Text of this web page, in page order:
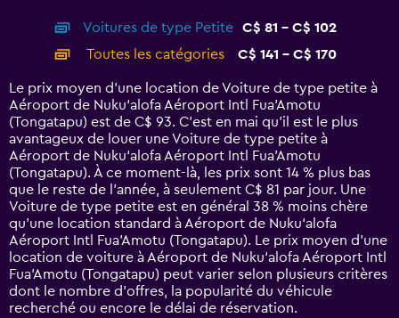
displaying
categories.
14
categories.
The
chart
has
1
Y
axis
displaying
values.
Range:
0
to
180.
Voitures de type Petite
C$ 81 - C$ 102
Toutes les catégories
C$ 141 - C$ 170
Le prix moyen d’une location de Voiture de type petite à
Aéroport de Nuku‘alofa Aéroport Intl Fua'Amotu
(Tongatapu) est de C$ 93. C’est en mai qu'il est le plus
avantageux de louer une Voiture de type petite à
Aéroport de Nuku‘alofa Aéroport Intl Fua'Amotu
(Tongatapu). À ce moment-là, les prix sont 14 % plus bas
que le reste de l’année, à seulement C$ 81 par jour. Une
Voiture de type petite est en général 38 % moins chère
qu'une location standard à Aéroport de Nuku‘alofa
Aéroport Intl Fua'Amotu (Tongatapu). Le prix moyen d’une
location de voiture à Aéroport de Nuku‘alofa Aéroport Intl
Fua'Amotu (Tongatapu) peut varier selon plusieurs critères
dont le nombre d’offres, la popularité du véhicule
recherché ou encore le délai de réservation.